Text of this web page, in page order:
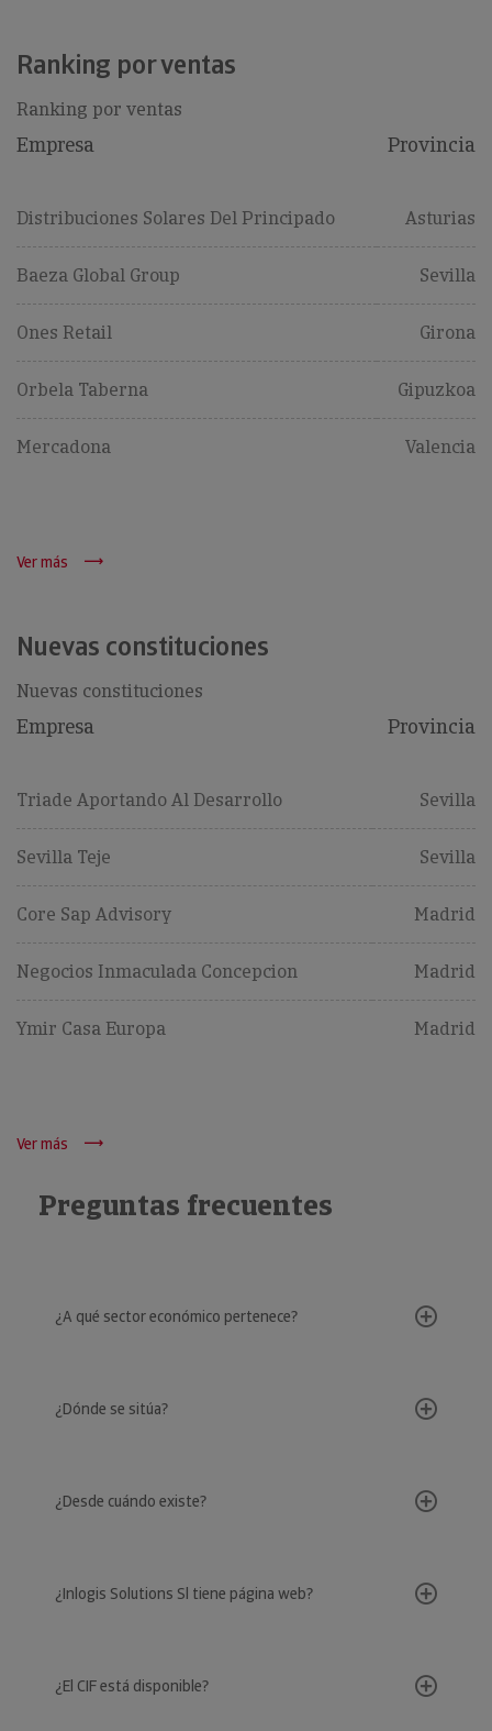
Ranking por ventas
Ranking por ventas
Empresa Provincia
Distribuciones Solares Del Principado Asturias
Baeza Global Group Sevilla
Ones Retail Girona
Orbela Taberna Gipuzkoa
Mercadona Valencia
Ver más
Nuevas constituciones
Nuevas constituciones
Empresa Provincia
Triade Aportando Al Desarrollo Sevilla
Sevilla Teje Sevilla
Core Sap Advisory Madrid
Negocios Inmaculada Concepcion Madrid
Ymir Casa Europa Madrid
Ver más
Preguntas frecuentes
¿A qué sector económico pertenece?
¿Dónde se sitúa?
¿Desde cuándo existe?
¿Inlogis Solutions Sl tiene página web?
¿El CIF está disponible?